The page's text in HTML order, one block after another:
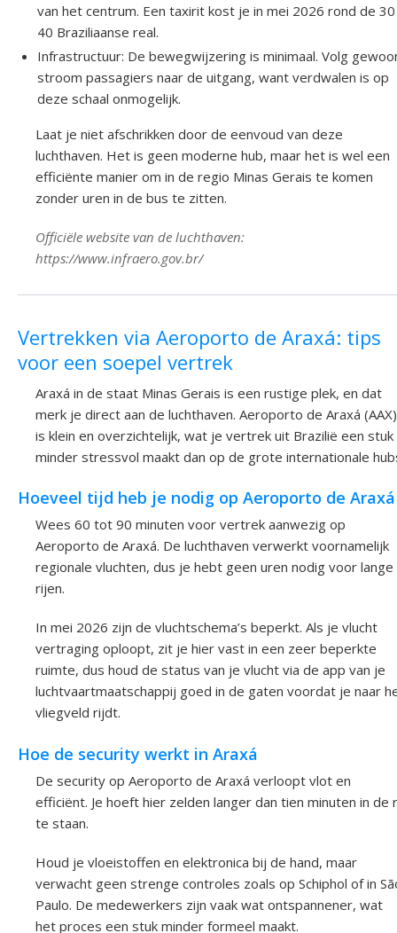
van het centrum. Een taxirit kost je in mei 2026 rond de
40 Braziliaanse real.
Infrastructuur: De bewegwijzering is minimaal. Volg
stroom passagiers naar de uitgang, want verdwalen is op
deze schaal onmogelijk.
Laat je niet afschrikken door de eenvoud van deze
luchthaven. Het is geen moderne hub, maar het is wel een
efficiënte manier om in de regio Minas Gerais te komen
zonder uren in de bus te zitten.
Officiële website van de luchthaven:
https://www.infraero.gov.br/
Vertrekken via Aeroporto de Araxá: tips
voor een soepel vertrek
Araxá in de staat Minas Gerais is een rustige plek, en dat
merk je direct aan de luchthaven. Aeroporto de Araxá (AAX)
is klein en overzichtelijk, wat je vertrek uit Brazilië een stuk
minder stressvol maakt dan op de grote internationale
Hoeveel tijd heb je nodig op Aeroporto de Araxá
Wees 60 tot 90 minuten voor vertrek aanwezig op
Aeroporto de Araxá. De luchthaven verwerkt voornamelijk
regionale vluchten, dus je hebt geen uren nodig voor lange
rijen.
In mei 2026 zijn de vluchtschema’s beperkt. Als je vlucht
vertraging oploopt, zit je hier vast in een zeer beperkte
ruimte, dus houd de status van je vlucht via de app van je
luchtvaartmaatschappij goed in de gaten voordat je naar
vliegveld rijdt.
Hoe de security werkt in Araxá
De security op Aeroporto de Araxá verloopt vlot en
efficiënt. Je hoeft hier zelden langer dan tien minuten in de
te staan.
Houd je vloeistoffen en elektronica bij de hand, maar
verwacht geen strenge controles zoals op Schiphol of in
Paulo. De medewerkers zijn vaak wat ontspannener, wat
het proces een stuk minder formeel maakt.